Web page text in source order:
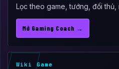
Lọc theo game, tướng, đối
Mở Gaming Coach →
Wiki Game